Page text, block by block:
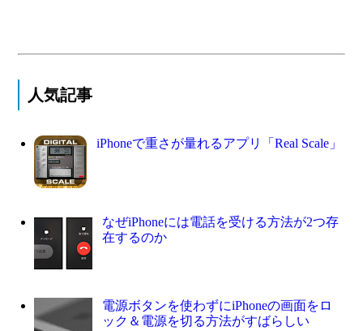
人気記事
iPhoneで重さが量れるアプリ「Real Scale」
なぜiPhoneには電話を受ける方法が2つ存
在するのか
電源ボタンを使わずにiPhoneの画面をロ
ック＆電源を切る方法がすばらしい